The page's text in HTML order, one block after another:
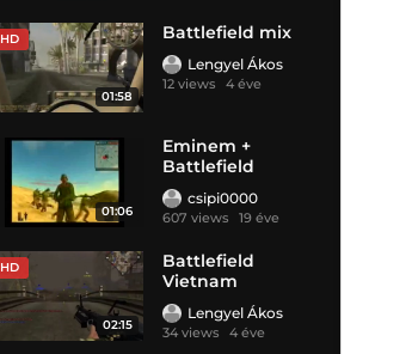
HD
01:58
Battlefield mix
Lengyel Ákos
12 views 4 éve
01:06
Eminem +
Battlefield
csipi0000
607 views 19 éve
HD
02:15
Battlefield
Vietnam
gameplay
Lengyel Ákos
34 views 4 éve